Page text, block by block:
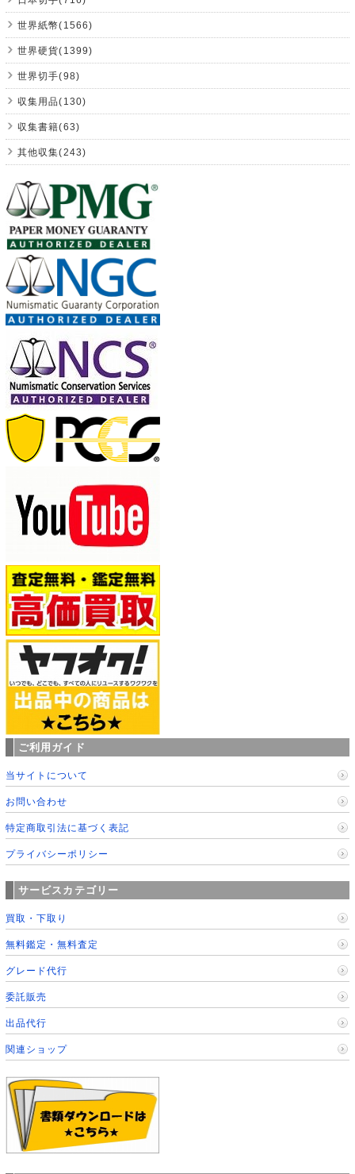
世界紙幣(1566)
世界硬貨(1399)
世界切手(98)
収集用品(130)
収集書籍(63)
其他収集(243)
ご利用ガイド
当サイトについて
お問い合わせ
特定商取引法に基づく表記
プライバシーポリシー
サービスカテゴリー
買取・下取り
無料鑑定・無料査定
グレード代行
委託販売
出品代行
関連ショップ